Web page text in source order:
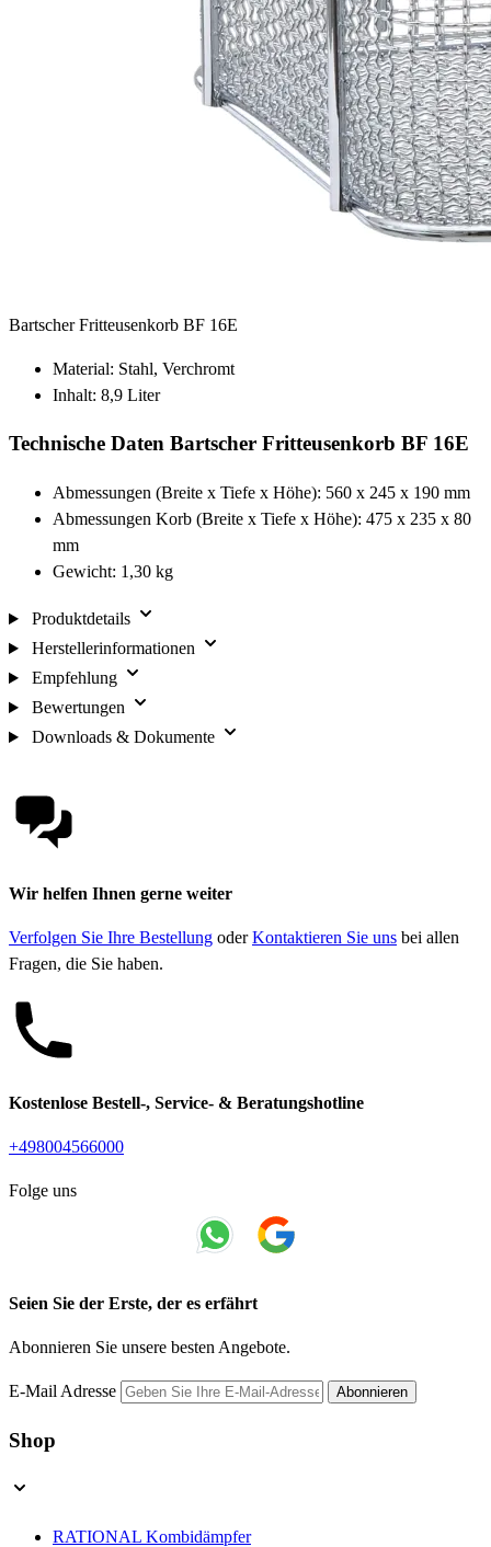
Bartscher Fritteusenkorb BF 16E
Material: Stahl, Verchromt
Inhalt: 8,9 Liter
Technische Daten Bartscher Fritteusenkorb BF 16E
Abmessungen (Breite x Tiefe x Höhe): 560 x 245 x 190 mm
Abmessungen Korb (Breite x Tiefe x Höhe): 475 x 235 x 80
mm
Gewicht: 1,30 kg
Produktdetails
Herstellerinformationen
Empfehlung
Bewertungen
Downloads & Dokumente
Wir helfen Ihnen gerne weiter
Verfolgen Sie Ihre Bestellung oderKontaktieren Sie uns bei allen
Fragen, die Sie haben.
Kostenlose Bestell-, Service- & Beratungshotline
+498004566000
Folge uns
Seien Sie der Erste, der es erfährt
Abonnieren Sie unsere besten Angebote.
E-Mail Adresse Abonnieren
Shop
RATIONAL Kombidämpfer